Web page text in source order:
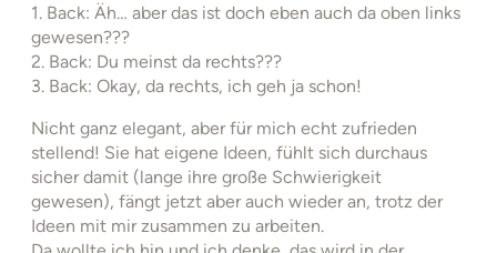
1. Back: Äh… aber das ist doch eben auch da oben links
gewesen???
2. Back: Du meinst da rechts???
3. Back: Okay, da rechts, ich geh ja schon!
Nicht ganz elegant, aber für mich echt zufrieden
stellend! Sie hat eigene Ideen, fühlt sich durchaus
sicher damit (lange ihre große Schwierigkeit
gewesen), fängt jetzt aber auch wieder an, trotz der
Ideen mit mir zusammen zu arbeiten.